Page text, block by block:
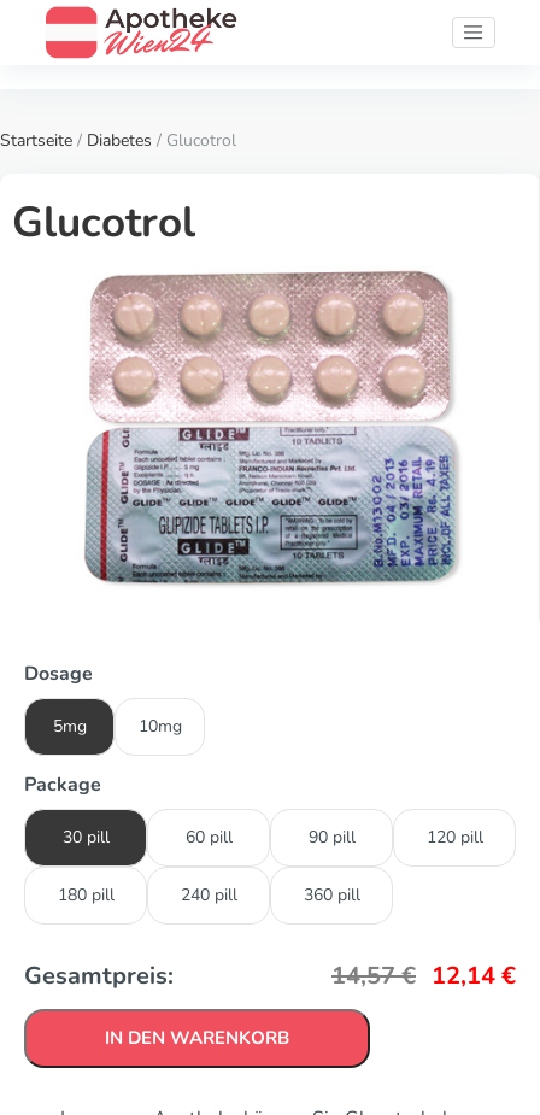
Startseite / Diabetes / Glucotrol
Glucotrol
Dosage
5mg 10mg
Package
30 pill 60 pill 90 pill 120 pill
180 pill 240 pill 360 pill
Gesamtpreis: 14,57€ 12,14€
IN DEN WARENKORB